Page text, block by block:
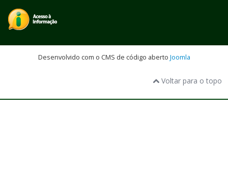
Desenvolvido com o CMS de código aberto Joomla
Voltar para o topo